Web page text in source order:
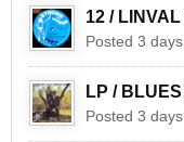
12 / LINVAL
Posted 3
LP /
Posted 3